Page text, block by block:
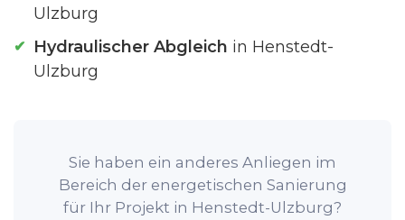
Ulzburg
Hydraulischer Abgleich in Henstedt-
Ulzburg
Sie haben ein anderes Anliegen im
Bereich der energetischen Sanierung
für Ihr Projekt in Henstedt-Ulzburg?